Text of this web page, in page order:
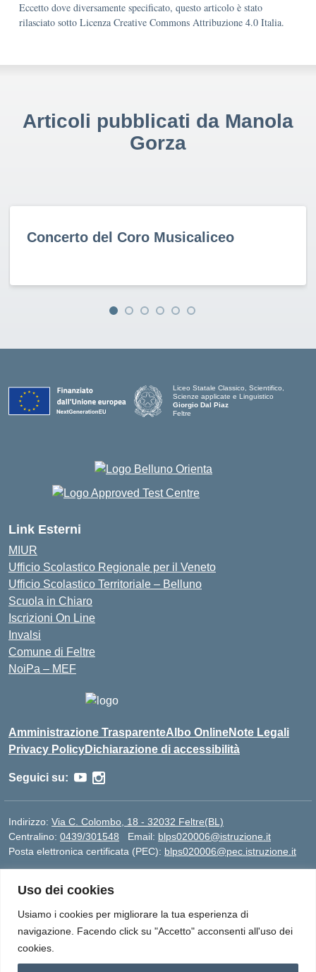
Uso dei cookies
Usiamo i cookies per migliorare la tua esperienza di
navigazione. Facendo click su "Accetto" acconsenti all'uso dei
cookies.
Eccetto dove diversamente specificato, questo articolo è stato
rilasciato sotto Licenza Creative Commons Attribuzione 4.0 Italia.
Articoli pubblicati da Manola
Gorza
Concerto del Coro Musicaliceo
Liceo Statale Classico, Scientifico,
Scienze applicate e Linguistico
Giorgio Dal Piaz
Feltre
Link Esterni
MIUR
Ufficio Scolastico Regionale per il Veneto
Ufficio Scolastico Territoriale – Belluno
Scuola in Chiaro
Iscrizioni On Line
Invalsi
Comune di Feltre
NoiPa – MEF
Amministrazione TrasparenteAlbo OnlineNote Legali
Privacy PolicyDichiarazione di accessibilità
Seguici su:
Indirizzo: Via C. Colombo, 18 - 32032 Feltre(BL)
Centralino: 0439/301548 Email: blps020006@istruzione.it
Posta elettronica certificata (PEC): blps020006@pec.istruzione.it
Codice meccanografico:
Codice unico di fatturazione (CUF): UFBAL5